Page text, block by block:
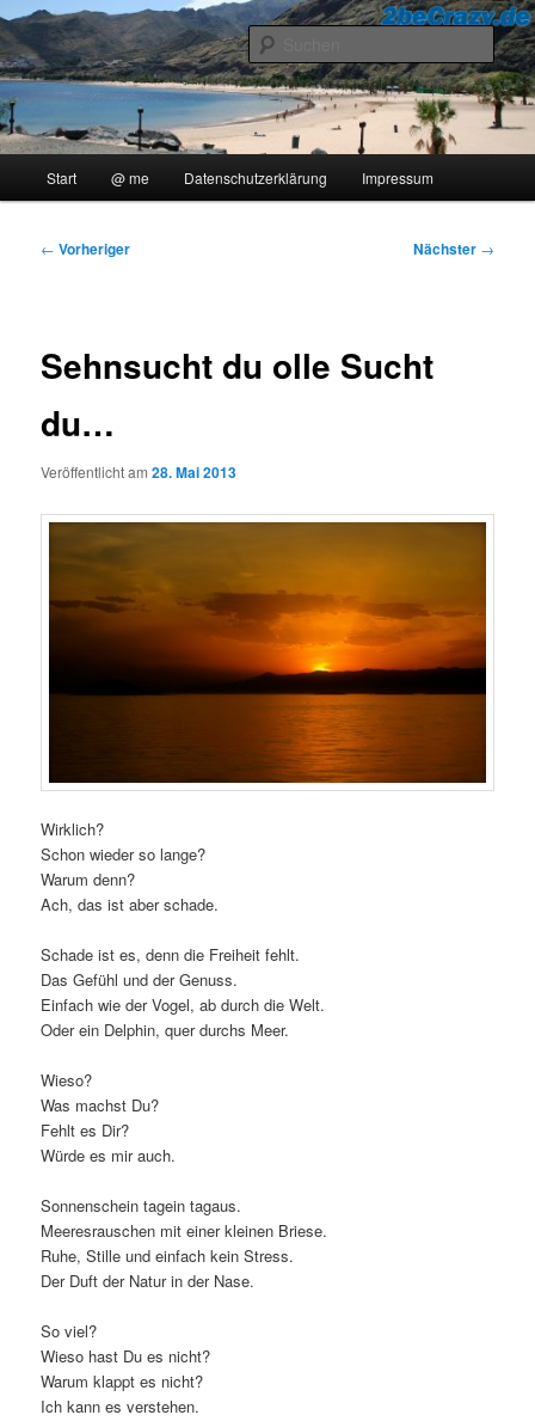
Zum
primären
Inhalt
springen2beCrazy
..::Ollis Blog::..
Start @ me Datenschutzerklärung Impressum
Beitragsnavigation
← Vorheriger Nächster →
Sehnsucht du olle Sucht
du…
Veröffentlicht am28. Mai 2013
Wirklich?
Schon wieder so lange?
Warum denn?
Ach, das ist aber schade.
Schade ist es, denn die Freiheit fehlt.
Das Gefühl und der Genuss.
Einfach wie der Vogel, ab durch die Welt.
Oder ein Delphin, quer durchs Meer.
Wieso?
Was machst Du?
Fehlt es Dir?
Würde es mir auch.
Sonnenschein tagein tagaus.
Meeresrauschen mit einer kleinen Briese.
Ruhe, Stille und einfach kein Stress.
Der Duft der Natur in der Nase.
So viel?
Wieso hast Du es nicht?
Warum klappt es nicht?
Ich kann es verstehen.